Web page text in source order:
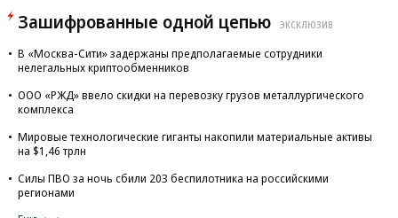
Зашифрованные одной цепью ЭКСКЛЮЗИВ
В «Москва-Сити» задержаны предполагаемые сотрудники
нелегальных криптообменников
ООО «РЖД» ввело скидки на перевозку грузов металлургического
комплекса
Мировые технологические гиганты накопили материальные активы
на $1,46 трлн
Силы ПВО за ночь сбили 203 беспилотника на российскими
регионами